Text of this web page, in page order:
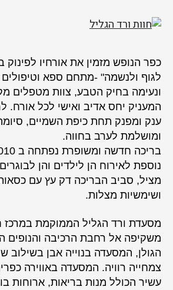
כפר הנופש מזמין את אורחיו
לגוף ולנשמה" -מתחם ספא וטיפולים
ונעימה בחיק הטבע, צוות מטפלים
המעניק יחס אדיב ואישי לכל אורח.
ענק ומפנק תחת כיפת השמיים,
ומושלמת לערב בחווה.
נוספת לאירוח הן לילדים והן
מציל, סביב הבריכה דק עץ עם כסאות
ושימשיות מצלות.
מסעדת ורד הגליל הממוקמת במרכז
משקיפה אל רחבת הרכיבה והנופים
הגולן, המסעדה בנוייה אבן בשילוב
צמחייה רוויה. המסעדה באווירה
עשיר הכולל מנות בריאות, ארוחות